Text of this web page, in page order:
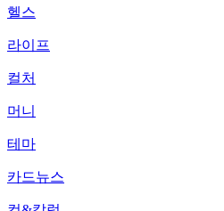
헬스
라이프
컬처
머니
테마
카드뉴스